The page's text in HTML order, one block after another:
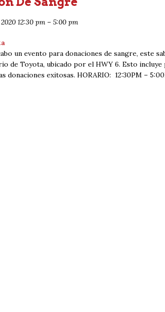
12:30 pm – 5:00 pm
un evento para donaciones de sangre, este
de Toyota, ubicado por el HWY 6. Esto
donaciones exitosas. HORARIO: 12:30PM –